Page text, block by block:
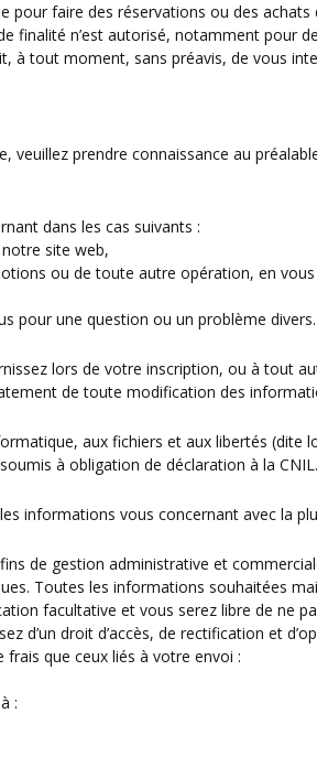
pour faire des réservations ou des
n’est autorisé, notamment pour
tout moment, sans préavis, de vous
veuillez prendre connaissance au
dans les cas suivants :
site web,
ou de toute autre opération, en
pour une question ou un problème divers.
lors de votre inscription, ou à tout
de toute modification des
aux fichiers et aux libertés
à obligation de déclaration à la CNIL.
informations vous concernant avec la
de gestion administrative et
Toutes les informations souhaitées
facultative et vous serez libre de ne
d’un droit d’accès, de rectification et
que ceux liés à votre envoi :
: